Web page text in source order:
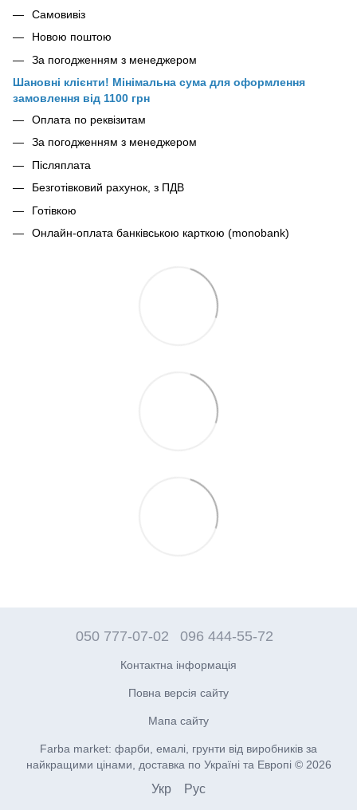
Самовивіз
Новою поштою
За погодженням з менеджером
Шановні клієнти! Мінімальна сума для оформлення
замовлення від 1100 грн
Оплата по реквізитам
За погодженням з менеджером
Післяплата
Безготівковий рахунок, з ПДВ
Готівкою
Онлайн-оплата банківською карткою (monobank)
050 777-07-02 096 444-55-72
Контактна інформація
Повна версія сайту
Мапа сайту
Farba market: фарби, емалі, грунти від виробників за
найкращими цінами, доставка по Україні та Европі © 2026
Укр Рус